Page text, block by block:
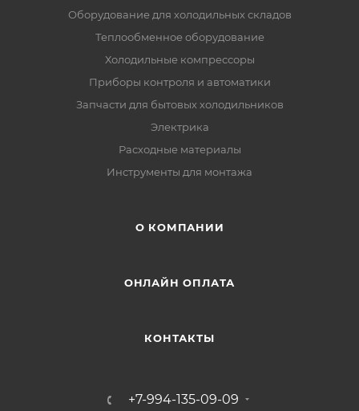
Оборудование для холодильных складов
Теплообменное оборудование
Холодильные компрессоры
Приборы контроля и автоматики
Запчасти для бытовых холодильников
Электрика
Расходные материалы
Инструменты для монтажа
О КОМПАНИИ
ОНЛАЙН ОПЛАТА
КОНТАКТЫ
+7-994-135-09-09